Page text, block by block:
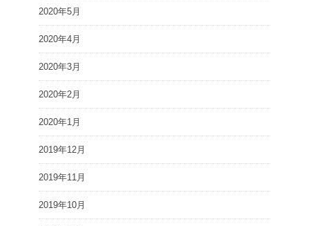
2020年5月
2020年4月
2020年3月
2020年2月
2020年1月
2019年12月
2019年11月
2019年10月